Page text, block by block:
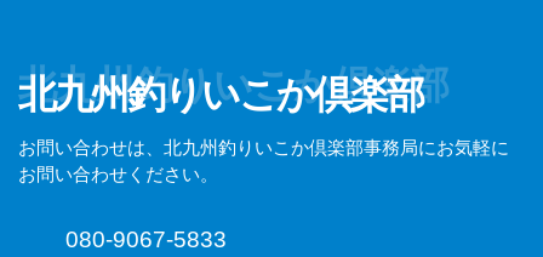
北九州釣りいこか倶楽部
北九州釣りいこか倶楽部
お問い合わせは、北九州釣りいこか倶楽部事務局にお気軽に
お問い合わせください。
080-9067-5833